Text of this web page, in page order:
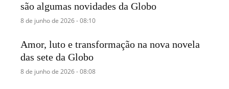
são algumas novidades da Globo
8 de junho de 2026 - 08:10
Amor, luto e transformação na nova novela
das sete da Globo
8 de junho de 2026 - 08:08